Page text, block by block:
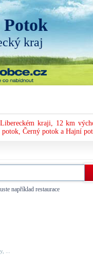
kraj
kraji, 12 km
Černý potok a Hajní
například restaurace
...